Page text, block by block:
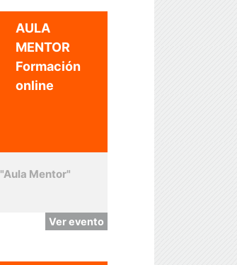
AULA
MENTOR
Formación
online
Mentor"
Ver evento